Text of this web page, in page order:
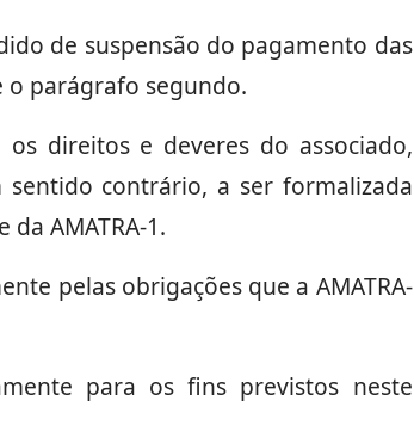
de suspensão do pagamento das
o parágrafo segundo.
direitos e deveres do associado,
sentido contrário, a ser formalizada
AMATRA-1.
pelas obrigações que a AMATRA-
para os fins previstos neste